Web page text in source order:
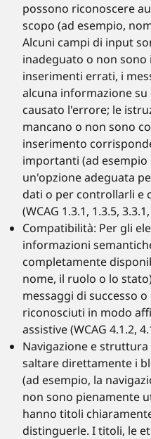
possono riconoscere
scopo (ad esempio,
Alcuni campi di input
inadeguato o non sono
inserimenti errati, i
alcuna informazione
causato l'errore; le
mancano o non sono
inserimento
importanti (ad
un'opzione adeguata
dati o per controllarli e
(WCAG 1.3.1, 1.3.5,
Compatibilità: Per gli
informazioni
completamente
nome, il ruolo o lo
messaggi di successo
riconosciuti in modo
assistive (WCAG 4.1.2,
Navigazione e
saltare direttamente i
(ad esempio, la
non sono pienamente
hanno titoli
distinguerle. I titoli, le